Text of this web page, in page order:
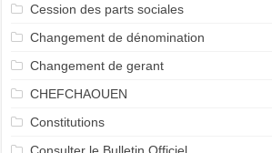
Cession des parts sociales
Changement de dénomination
Changement de gerant
CHEFCHAOUEN
Constitutions